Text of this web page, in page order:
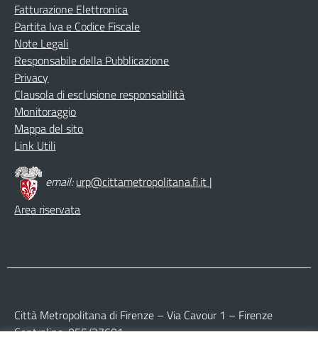
Fatturazione Elettronica
Partita Iva e Codice Fiscale
Note Legali
Responsabile della Pubblicazione
Privacy
Clausola di esclusione responsabilità
Monitoraggio
Mappa del sito
Link Utili
email:urp@cittametropolitana.fi.it |
Area riservata
Città Metropolitana di Firenze – Via Cavour 1 – Firenze
Centralino: 055/27601